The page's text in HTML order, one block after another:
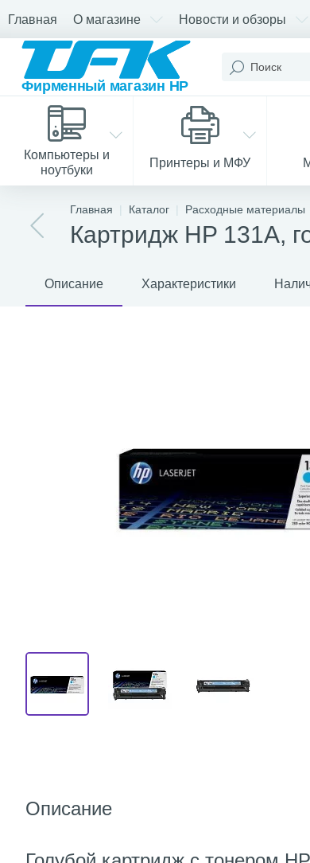
Главная О магазине Новости и обзоры
Компьютеры и
ноутбуки
Принтеры и МФУ
Главная Каталог Расходные материалы
Картридж HP 131A,
Описание Характеристики
Описание